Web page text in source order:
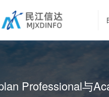
Professional与